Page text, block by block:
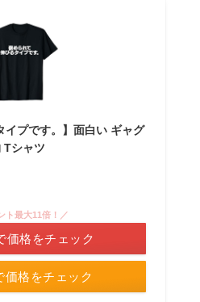
イプです。】面白い ギャグ
Tシャツ
価格をチェック
ト最大11倍！／
価格をチェック